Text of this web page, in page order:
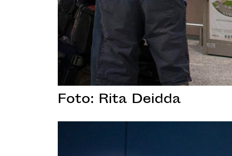
Foto: Rita Deidda